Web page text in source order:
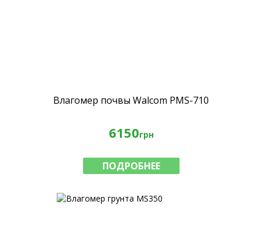
Влагомер почвы Walcom PMS-710
6150грн
ПОДРОБНЕЕ